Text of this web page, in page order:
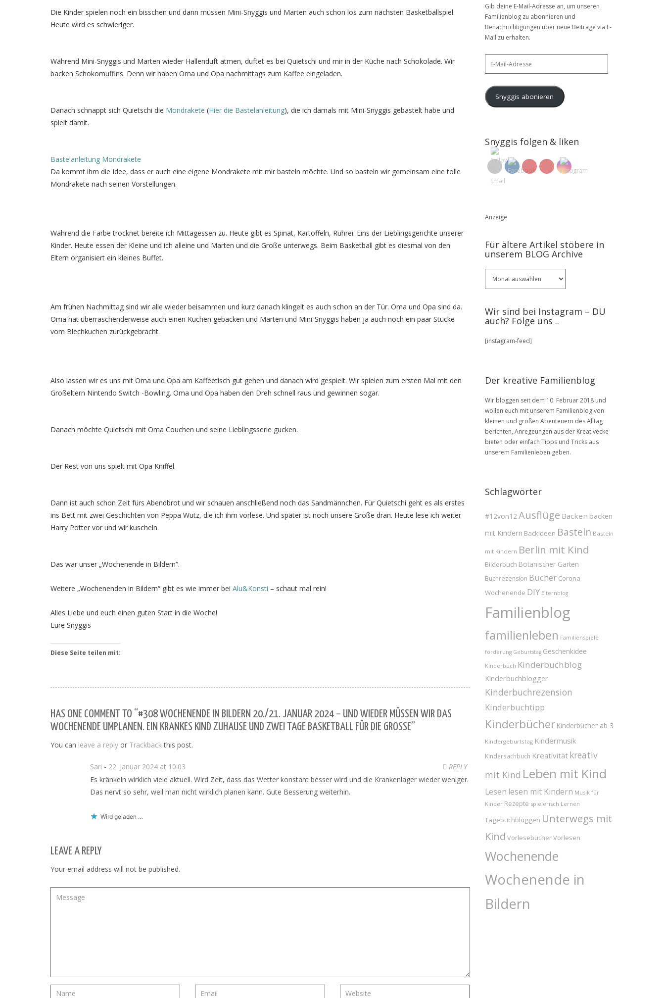
Die Kinder spielen noch ein bisschen und dann müssen Mini-Snyggis und Marten auch schon los zum nächsten Basketballspiel.
Heute wird es schwieriger.
Während Mini-Snyggis und Marten wieder Hallenduft atmen, duftet es bei Quietschi und mir in der Küche nach Schokolade. Wir
backen Schokomuffins. Denn wir haben Oma und Opa nachmittags zum Kaffee eingeladen.
Danach schnappt sich Quietschi die Mondrakete (Hier die Bastelanleitung), die ich damals mit Mini-Snyggis gebastelt habe und
spielt damit.
Bastelanleitung Mondrakete
Da kommt ihm die Idee, dass er auch eine eigene Mondrakete mit mir basteln möchte. Und so basteln wir gemeinsam eine tolle
Mondrakete nach seinen Vorstellungen.
Während die Farbe trocknet bereite ich Mittagessen zu. Heute gibt es Spinat, Kartoffeln, Rührei. Eins der Lieblingsgerichte unserer
Kinder. Heute essen der Kleine und ich alleine und Marten und die Große unterwegs. Beim Basketball gibt es diesmal von den
Eltern organisiert ein kleines Buffet.
Am frühen Nachmittag sind wir alle wieder beisammen und kurz danach klingelt es auch schon an der Tür. Oma und Opa sind da.
Oma hat überraschenderweise auch einen Kuchen gebacken und Marten und Mini-Snyggis haben ja auch noch ein paar Stücke
vom Blechkuchen zurückgebracht.
Also lassen wir es uns mit Oma und Opa am Kaffeetisch gut gehen und danach wird gespielt. Wir spielen zum ersten Mal mit den
Großeltern Nintendo Switch -Bowling. Oma und Opa haben den Dreh schnell raus und gewinnen sogar.
Danach möchte Quietschi mit Oma Couchen und seine Lieblingsserie gucken.
Der Rest von uns spielt mit Opa Kniffel.
Dann ist auch schon Zeit fürs Abendbrot und wir schauen anschließend noch das Sandmännchen. Für Quietschi geht es als erstes
ins Bett mit zwei Geschichten von Peppa Wutz, die ich ihm vorlese. Und später ist noch unsere Große dran. Heute lese ich weiter
Harry Potter vor und wir kuscheln.
Das war unser „Wochenende in Bildern“.
Weitere „Wochenenden in Bildern“ gibt es wie immer bei Alu&Konsti – schaut mal rein!
Alles Liebe und euch einen guten Start in die Woche!
Eure Snyggis
Diese Seite teilen mit:
HAS ONE COMMENT TO “#308 WOCHENENDE IN BILDERN 20./21. JANUAR 2024 – UND WIEDER MÜSSEN WIR DAS
WOCHENENDE UMPLANEN. EIN KRANKES KIND ZUHAUSE UND ZWEI TAGE BASKETBALL FÜR DIE GROSSE”
You can leave a reply or Trackbackthis post.
Sari - 22. Januar 2024 at 10:03
REPLY
Es kränkeln wirklich viele aktuell. Wird Zeit, dass das Wetter konstant besser wird und die Krankenlager wieder weniger.
Das nervt so sehr, weil man nicht wirklich planen kann. Gute Besserung weiterhin.
Wird geladen …
LEAVE A REPLY
Your email address will not be published.
Gib deine E-Mail-Adresse an, um unseren
Familienblog zu abonnieren und
Benachrichtigungen über neue Beiträge via E-
Mail zu erhalten.
Snyggis abonieren
Snyggis folgen & liken
Anzeige
Für ältere Artikel stöbere in
unserem BLOG Archive
ältere
in
unserem
Archive
Wir sind bei Instagram – DU
auch? Folge uns ..
[instagram-feed]
Der kreative Familienblog
Wir bloggen seit dem 10. Februar 2018 und
wollen euch mit unserem Familienblog von
kleinen und großen Abenteuern des Alltag
berichten, Anregeungen aus der Kreativecke
bieten oder einfach Tipps und Tricks aus
unserem Familienleben geben.
Schlagwörter
#12von12 Ausflüge Backen backen
mit Kindern Backideen Basteln Basteln
mit Kindern Berlin mit Kind
Bilderbuch Botanischer Garten
Buchrezension Bücher Corona
Wochenende DIY Elternblog
Familienblog
familienleben Familienspiele
förderung Geburtstag Geschenkidee
Kinderbuch Kinderbuchblog
Kinderbuchblogger
Kinderbuchrezension
Kinderbuchtipp
Kinderbücher Kinderbücher ab 3
Kindergeburtstag Kindermusik
Kindersachbuch Kreativität kreativ
mit Kind Leben mit Kind
Lesen lesen mit Kindern Musik für
Kinder Rezepte spielerisch Lernen
Tagebuchbloggen Unterwegs mit
Kind VorlesebücherVorlesen
Wochenende
Wochenende in
Bildern